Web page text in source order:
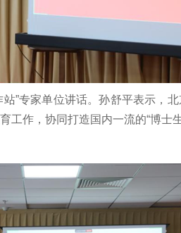
”专家单位讲话。孙舒平表示，
作，协同打造国内一流的“博士